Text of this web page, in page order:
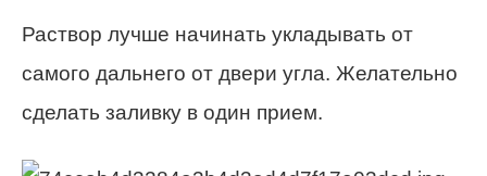
Раствор лучше начинать укладывать от
самого дальнего от двери угла. Желательно
сделать заливку в один прием.